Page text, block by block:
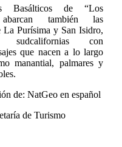
Basálticos de “Los
abarcan también las
La Purísima y San Isidro,
sudcalifornias con
que nacen a lo largo
manantial, palmares y
de: NatGeo en español
de Turismo